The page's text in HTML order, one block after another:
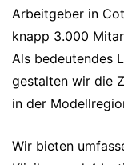
Arbeitgeber in
knapp 3.000
Als bedeutendes
gestalten wir die
in der
Wir bieten